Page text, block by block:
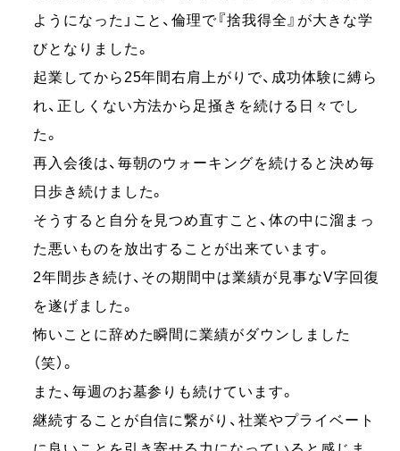
ようになった」こと、倫理で『捨我得全』が大きな学
びとなりました。
起業してから25年間右肩上がりで、成功体験に縛ら
れ、正しくない方法から足掻きを続ける日々でし
た。
再入会後は、毎朝のウォーキングを続けると決め毎
日歩き続けました。
そうすると自分を見つめ直すこと、体の中に溜まっ
た悪いものを放出することが出来ています。
2年間歩き続け、その期間中は業績が見事なV字回復
を遂げました。
怖いことに辞めた瞬間に業績がダウンしました
（笑）。
また、毎週のお墓参りも続けています。
継続することが自信に繋がり、社業やプライベート